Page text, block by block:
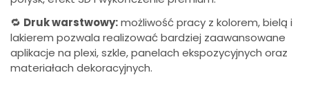
🔁 Druk warstwowy:możliwość pracy z kolorem, bielą i
lakierem pozwala realizować bardziej zaawansowane
aplikacje na plexi, szkle, panelach ekspozycyjnych oraz
materiałach dekoracyjnych.